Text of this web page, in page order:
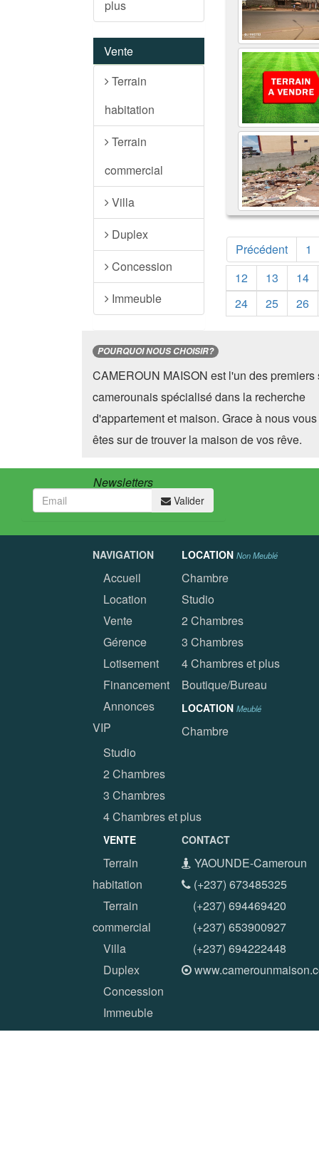
plus
Vente
Terrain
habitation
Terrain
commercial
Villa
Duplex
Concession
Immeuble
Précédent
1
12
13
14
24
25 26
POURQUOI NOUS CHOISIR?
CAMEROUN MAISON est l'un des premiers
camerounais spécialisé dans la recherche
d'appartement et maison. Grace à nous vous
êtes sur de trouver la maison de vos rêve.
Newsletters
Valider
NAVIGATION
Accueil
Location
Vente
Gérence
Lotisement
Financement
Annonces
VIP
LOCATION Non Meublé
Chambre
Studio
2 Chambres
3 Chambres
4 Chambres et plus
Boutique/Bureau
LOCATION Meublé
Chambre
Studio
2 Chambres
3 Chambres
4 Chambres et plus
VENTE
Terrain
habitation
Terrain
commercial
Villa
Duplex
Concession
Immeuble
CONTACT
YAOUNDE-Cameroun
(+237) 673485325
(+237) 694469420
(+237) 653900927
(+237) 694222448